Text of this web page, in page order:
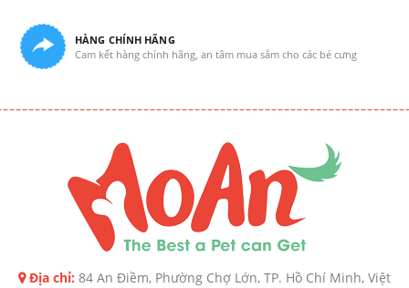
HÀNG CHÍNH HÃNG
Cam kết hàng chính hãng, an tâm mua sắm cho các bé cưng
Địa chỉ: 84 An Điềm, Phường Chợ Lớn, TP. Hồ Chí Minh, Việt